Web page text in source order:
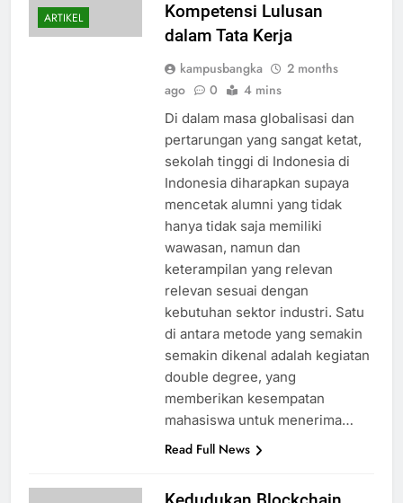
ARTIKEL
Kompetensi Lulusan
dalam Tata Kerja
kampusbangka
2 months
ago
0 4 mins
Di dalam masa globalisasi dan
pertarungan yang sangat ketat,
sekolah tinggi di Indonesia di
Indonesia diharapkan supaya
mencetak alumni yang tidak
hanya tidak saja memiliki
wawasan, namun dan
keterampilan yang relevan
relevan sesuai dengan
kebutuhan sektor industri. Satu
di antara metode yang semakin
semakin dikenal adalah kegiatan
double degree, yang
memberikan kesempatan
mahasiswa untuk menerima…
Read Full News